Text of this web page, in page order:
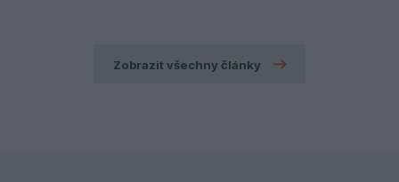
Zobrazit všechny články